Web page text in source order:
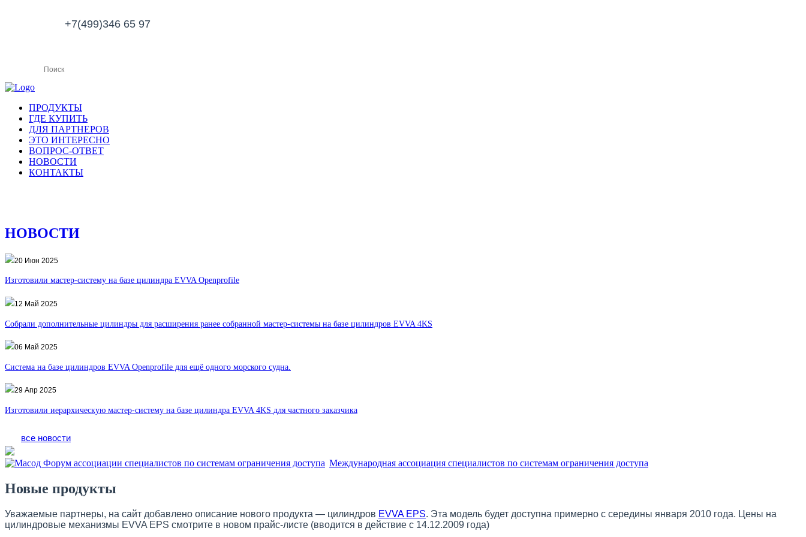
+7(499)346 65 97
ПРОДУКТЫ
ГДЕ КУПИТЬ
ДЛЯ ПАРТНЕРОВ
ЭТО ИНТЕРЕСНО
ВОПРОС-ОТВЕТ
НОВОСТИ
КОНТАКТЫ
НОВОСТИ
20 Июн 2025
Изготовили мастер-систему на базе цилиндра EVVA Openprofile
12 Май 2025
Собрали дополнительные цилиндры для расширения ранее собранной мастер-системы на базе цилиндров EVVA 4KS
06 Май 2025
Система на базе цилиндров EVVA Openprofile для ещё одного морского судна.
29 Апр 2025
Изготовили иерархическую мастер-систему на базе цилиндра EVVA 4KS для частного заказчика
все новости
Международная ассоциация специалистов по системам ограничения доступа
Новые продукты
Уважаемые партнеры, на сайт добавлено описание нового продукта — цилиндров EVVA EPS. Эта модель будет доступна примерно с середины января 2010 года. Цены на
цилиндровые механизмы EVVA EPS смотрите в новом прайс-листе (вводится в действие с 14.12.2009 года)